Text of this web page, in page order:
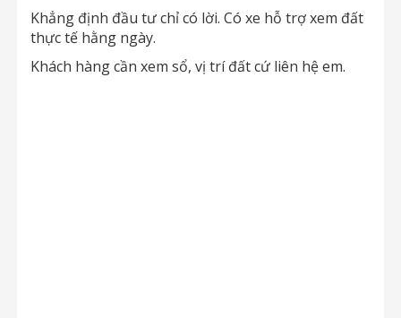
Khẳng định đầu tư chỉ có lời. Có xe hỗ trợ xem đất
thực tế hằng ngày.
Khách hàng cần xem sổ, vị trí đất cứ liên hệ em.